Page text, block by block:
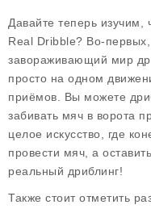
Давайте теперь
Real Dribble? Во-первых,
завораживающий мир
просто на одном
приёмов. Вы можете
забивать мяч в ворота
целое искусство, где
провести мяч, а
реальный дриблинг!
Также стоит отметить